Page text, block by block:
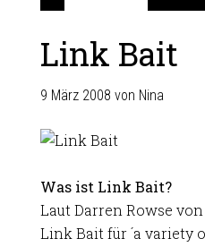
Link Bait
9 März 2008 von Nina
Was ist Link Bait?
Laut Darren Rowse von
Link Bait für ´a variety